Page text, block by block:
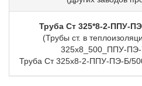
Труба Ст 325*8-2-ППУ-
(Трубы ст. в
325х8_500_ППУ-
Труба Ст 325х8-2-ППУ-ПЭ-Б/